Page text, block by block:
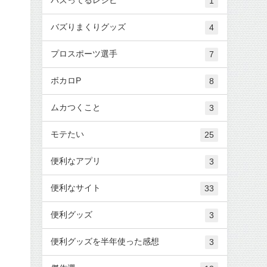
バズりまくりグッズ 4
プロスポーツ選手 7
ボカロP 8
ムカつくこと 3
モテたい 25
便利なアプリ 3
便利なサイト 33
便利グッズ 3
便利グッズを半年使った感想 3